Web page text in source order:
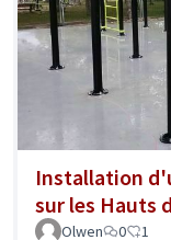
Installation
sur les Hauts
Olwen 0 1